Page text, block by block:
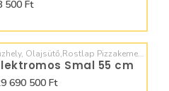
500 Ft
Kombisütő, tűzhely, Olajsütő,Rostlap Pizzakemence, Dagasztó,
Smal 55 cm
690 500 Ft